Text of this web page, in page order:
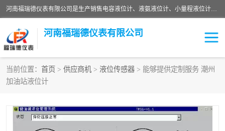
河南福瑞德仪表有限公司是生产销售电容液位计、液氨液位计、小量程液位计定制、智能锅炉水位计、液氮液位计等；并在产品开发、研制的过程中，吸取国内外仪器仪表的技术精华，建立了一支高、精、尖的科研开发队伍，使产品性能不断升级。
河南福瑞德仪表有限公司
当前位置： 首页 > 供应商机 > 液位传感器 > 能够提供定制服务 潮州
加油站液位计
液位计
压力传感器 流量传感器